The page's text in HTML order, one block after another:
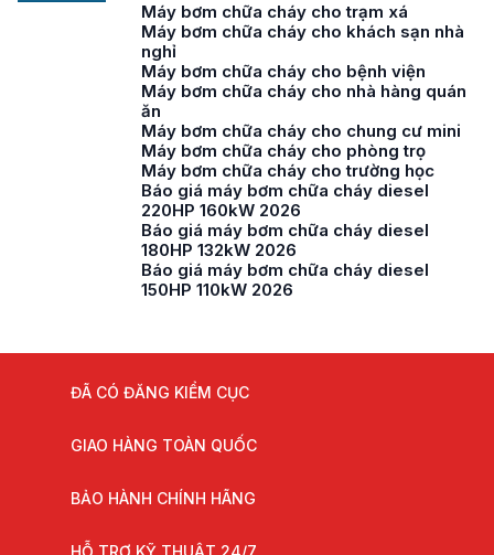
Máy bơm chữa cháy cho trạm xá
Máy bơm chữa cháy cho khách sạn nhà
nghỉ
Máy bơm chữa cháy cho bệnh viện
Máy bơm chữa cháy cho nhà hàng quán
ăn
Máy bơm chữa cháy cho chung cư mini
Máy bơm chữa cháy cho phòng trọ
Máy bơm chữa cháy cho trường học
Báo giá máy bơm chữa cháy diesel
220HP 160kW 2026
Báo giá máy bơm chữa cháy diesel
180HP 132kW 2026
Báo giá máy bơm chữa cháy diesel
150HP 110kW 2026
ĐÃ CÓ ĐĂNG KIỂM CỤC
GIAO HÀNG TOÀN QUỐC
BẢO HÀNH CHÍNH HÃNG
HỖ TRỢ KỸ THUẬT 24/7